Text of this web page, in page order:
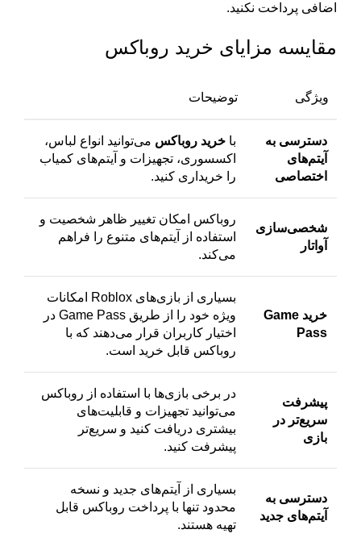
اضافی پرداخت نکنید.
مقایسه مزایای خرید روباکس
ویژگی توضیحات
دسترسی به
آیتم‌های
اختصاصی
با خرید روباکس می‌توانید انواع لباس،
اکسسوری، تجهیزات و آیتم‌های کمیاب
را خریداری کنید.
شخصی‌سازی
آواتار
روباکس امکان تغییر ظاهر شخصیت و
استفاده از آیتم‌های متنوع را فراهم
می‌کند.
خرید Game
Pass
بسیاری از بازی‌های Roblox امکانات
ویژه خود را از طریق Game Pass در
اختیار کاربران قرار می‌دهند که با
روباکس قابل خرید است.
پیشرفت
سریع‌تر در
بازی
در برخی بازی‌ها با استفاده از روباکس
می‌توانید تجهیزات و قابلیت‌های
بیشتری دریافت کنید و سریع‌تر
پیشرفت کنید.
دسترسی به
آیتم‌های جدید
بسیاری از آیتم‌های جدید و نسخه
محدود تنها با پرداخت روباکس قابل
تهیه هستند.